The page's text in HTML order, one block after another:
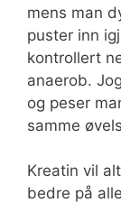
mens man
puster inn
kontrollert
anaerob.
og peser
samme
Kreatin vil
bedre på